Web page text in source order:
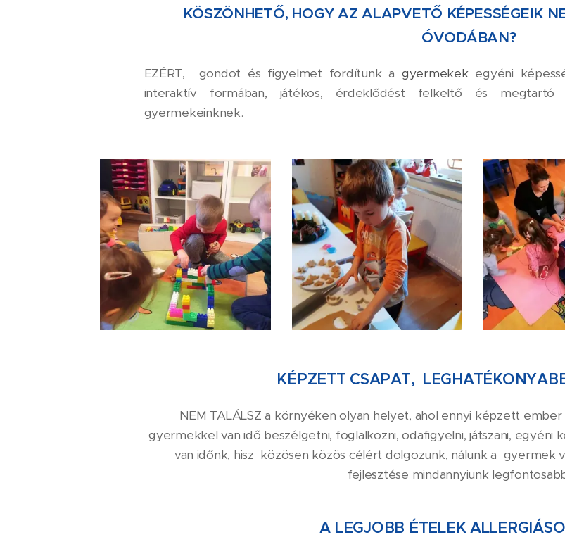
KÖSZÖNHETŐ, HOGY AZ ALAPVETŐ KÉPESSÉGEIK
ÓVODÁBAN?
EZÉRT, gondot és figyelmet fordítunk a gyermekekegyéni
interaktív formában, játékos, érdeklődést felkeltő és megtartó
gyermekeinknek.
KÉPZETT CSAPAT,
NEM TALÁLSZ a környéken olyan helyet, ahol ennyi képzett
gyermekkel van idő beszélgetni, foglalkozni, odafigyelni, játszani, egyéni
van időnk, hisz közösen közös célért dolgozunk, nálunk a gyermek
fejlesztése mindannyiunk
A LEGJOBB ÉTELEK